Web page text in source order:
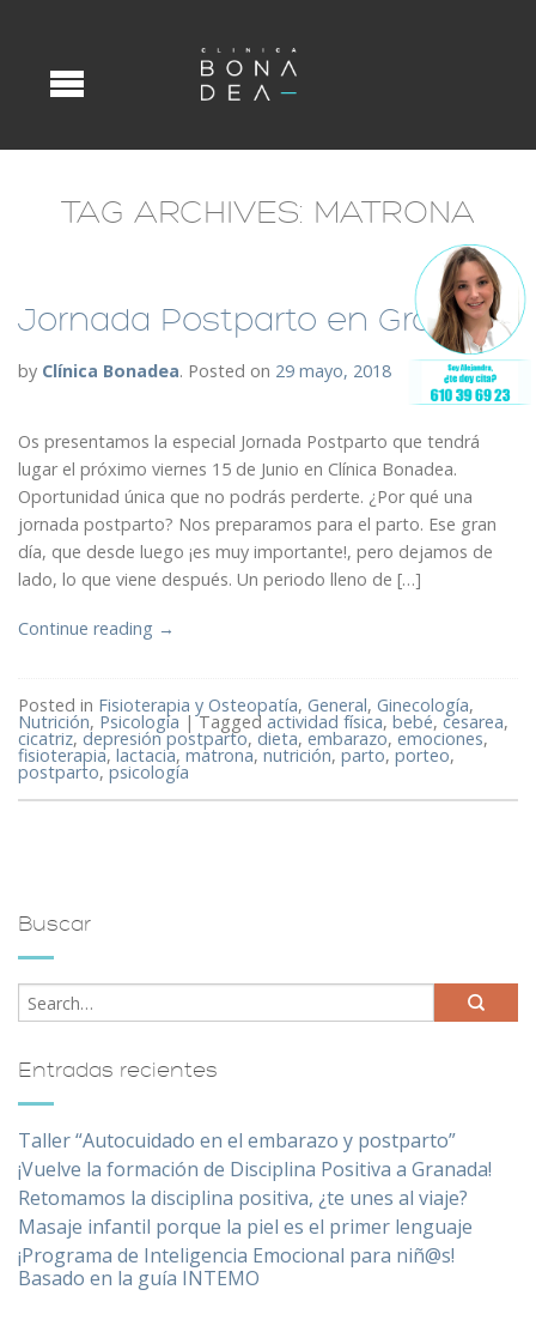
TAG ARCHIVES: MATRONA
Jornada Postparto en Granada
by Clínica Bonadea. Posted on 29 mayo, 2018
Os presentamos la especial Jornada Postparto que tendrá
lugar el próximo viernes 15 de Junio en Clínica Bonadea.
Oportunidad única que no podrás perderte. ¿Por qué una
jornada postparto? Nos preparamos para el parto. Ese gran
día, que desde luego ¡es muy importante!, pero dejamos de
lado, lo que viene después. Un periodo lleno de […]
Continue reading →
Posted in Fisioterapia y Osteopatía, General, Ginecología,
Nutrición, Psicología |Tagged actividad física, bebé, cesarea,
cicatriz, depresión postparto, dieta, embarazo, emociones,
fisioterapia, lactacia, matrona, nutrición, parto, porteo,
postparto,psicología
Buscar
Entradas recientes
Taller “Autocuidado en el embarazo y postparto”
¡Vuelve la formación de Disciplina Positiva a Granada!
Retomamos la disciplina positiva, ¿te unes al viaje?
Masaje infantil porque la piel es el primer lenguaje
¡Programa de Inteligencia Emocional para niñ@s!
Basado en la guía INTEMO